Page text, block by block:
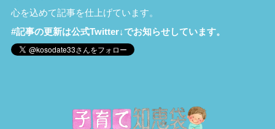
心を込めて記事を仕上げています。
#記事の更新は公式Twitter↓でお知らせしています。